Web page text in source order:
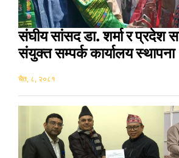
संघीय सांसद डा. शर्मा र प्रदेश
संयुक्त सम्पर्क कार्यालय स्थापना
चैत, ८, २०८१